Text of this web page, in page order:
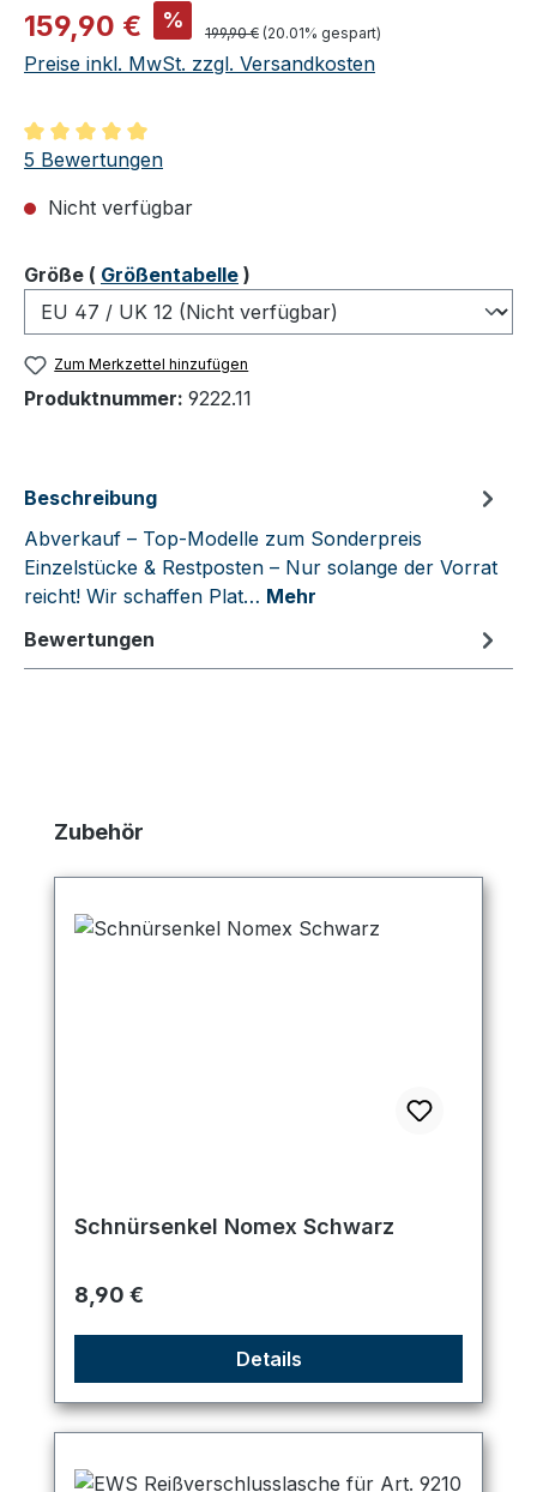
Verkaufspreis:
159,90 € % Regulärer Preis:
199,90 € (20.01% gespart)
Preise inkl. MwSt. zzgl. Versandkosten
Durchschnittliche Bewertung von 5 von 5 Sternen
5 Bewertungen
Nicht verfügbar
Größeauswählen
( Größentabelle )
Zum Merkzettel hinzufügen
Produktnummer: 9222.11
Beschreibung
Abverkauf – Top-Modelle zum Sonderpreis
Einzelstücke & Restposten – Nur solange der Vorrat
reicht! Wir schaffen Plat… Mehr
Bewertungen
Produktgalerie überspringen
Zubehör
Schnürsenkel Nomex Schwarz
Regulärer Preis:
8,90 €
Details